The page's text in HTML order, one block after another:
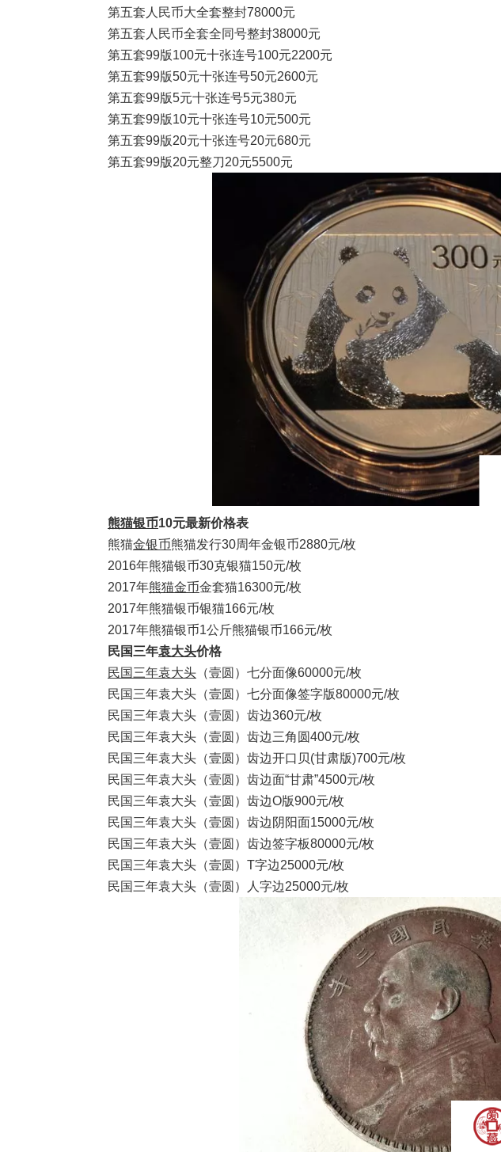
第五套人民币大全套整封78000元
第五套人民币全套全同号整封38000元
第五套99版100元十张连号100元2200元
第五套99版50元十张连号50元2600元
第五套99版5元十张连号5元380元
第五套99版10元十张连号10元500元
第五套99版20元十张连号20元680元
第五套99版20元整刀20元5500元
熊猫银币10元最新价格表
熊猫金银币熊猫发行30周年金银币2880元/枚
2016年熊猫银币30克银猫150元/枚
2017年熊猫金币金套猫16300元/枚
2017年熊猫银币银猫166元/枚
2017年熊猫银币1公斤熊猫银币166元/枚
民国三年袁大头价格
民国三年袁大头 （壹圆）七分面像60000元/枚
民国三年袁大头（壹圆）七分面像签字版80000元/枚
民国三年袁大头（壹圆）齿边360元/枚
民国三年袁大头（壹圆）齿边三角圆400元/枚
民国三年袁大头（壹圆）齿边开口贝(甘肃版)700元/枚
民国三年袁大头（壹圆）齿边面“甘肃”4500元/枚
民国三年袁大头（壹圆）齿边O版900元/枚
民国三年袁大头（壹圆）齿边阴阳面15000元/枚
民国三年袁大头（壹圆）齿边签字板80000元/枚
民国三年袁大头（壹圆）T字边25000元/枚
民国三年袁大头（壹圆）人字边25000元/枚